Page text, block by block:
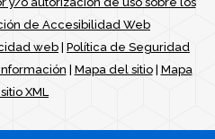
de Accesibilidad Web
web Política de Seguridad
Mapa del sitio| Mapa
XML